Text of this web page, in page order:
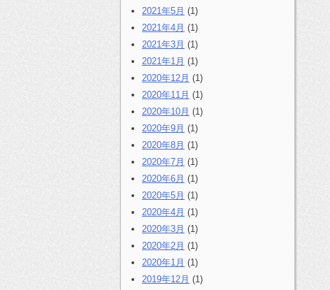
2021年5月 (1)
2021年4月 (1)
2021年3月 (1)
2021年1月 (1)
2020年12月 (1)
2020年11月 (1)
2020年10月 (1)
2020年9月 (1)
2020年8月 (1)
2020年7月 (1)
2020年6月 (1)
2020年5月 (1)
2020年4月 (1)
2020年3月 (1)
2020年2月 (1)
2020年1月 (1)
2019年12月 (1)